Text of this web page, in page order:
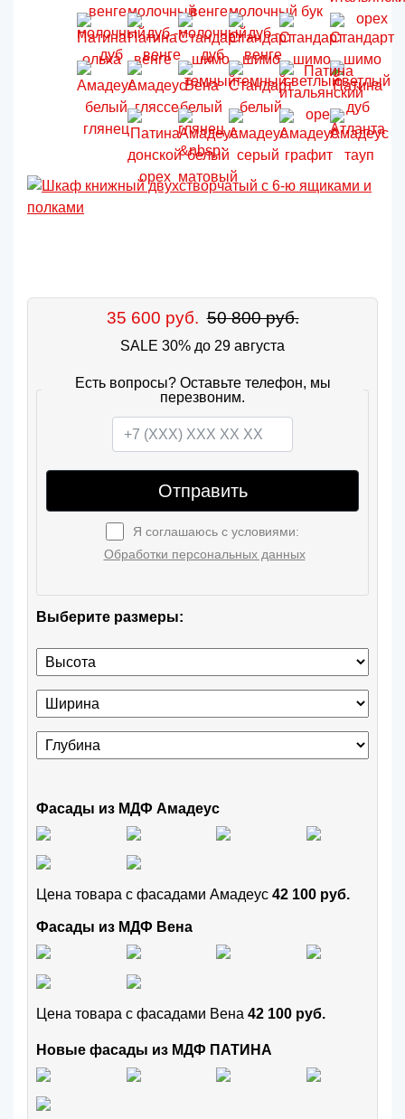
35 600 руб. 50 800 руб.
SALE 30% до 29 августа
Есть вопросы? Оставьте телефон, мы
перезвоним.
Отправить
Я соглашаюсь с условиями:
Обработки персональных данных
Выберите размеры:
Фасады из МДФ Амадеус
Цена товара с фасадами Амадеус 42 100 руб.
Фасады из МДФ Вена
Цена товара с фасадами Вена 42 100 руб.
Новые фасады из МДФ ПАТИНА